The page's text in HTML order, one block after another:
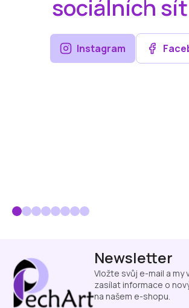
sociálních
Instagram
Newsletter
Vložte svůj e-mail a my
zasílat informace o
na našem e-shopu.